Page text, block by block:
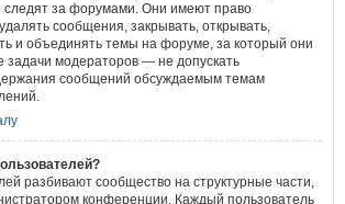
следят за форумами. Они имеют право
сообщения, закрывать, открывать,
и объединять темы на форуме, за который они
задачи модераторов — не допускать
сообщений обсуждаемым темам
разбивают сообщество на структурные части,
конференции. Каждый пользователь